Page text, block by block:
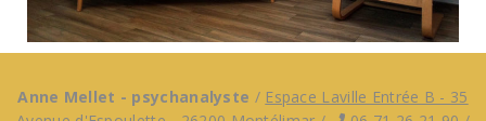
Anne Mellet - psychanalyste / Espace Laville Entrée B - 35